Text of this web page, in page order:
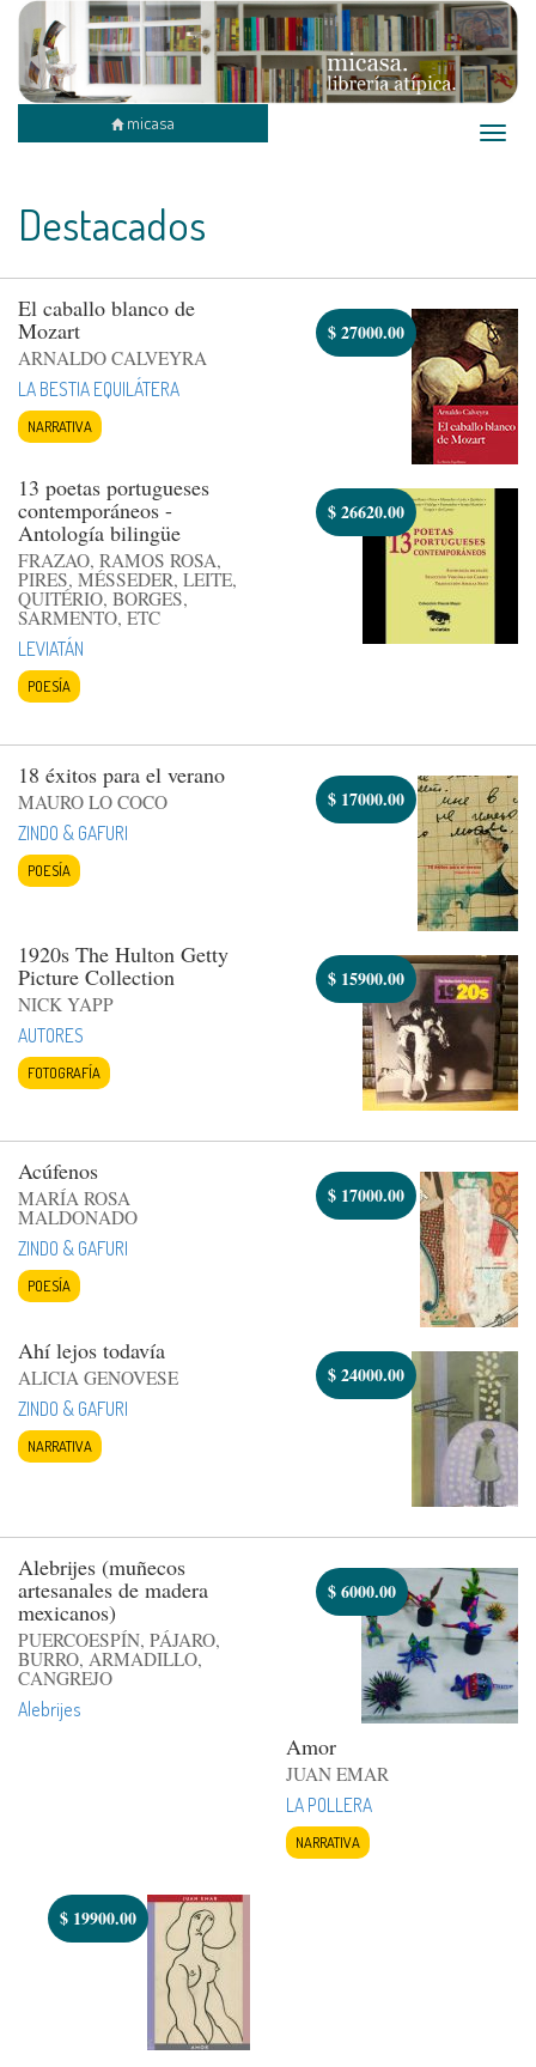
Toggle
micasa
Destacados
El caballo blanco de
Mozart
ARNALDO CALVEYRA
LA BESTIA EQUILÁTERA
NARRATIVA
$27000.00
13 poetas portugueses
contemporáneos -
Antología bilingüe
FRAZAO, RAMOS ROSA,
PIRES, MÉSSEDER, LEITE,
QUITÉRIO, BORGES,
SARMENTO, ETC
LEVIATÁN
POESÍA
$26620.00
18 éxitos para el verano
MAURO LO COCO
ZINDO & GAFURI
POESÍA
$ 17000.00
1920s The Hulton Getty
Picture Collection
NICK YAPP
AUTORES
FOTOGRAFÍA
$ 15900.00
Acúfenos
MARÍA ROSA
MALDONADO
ZINDO & GAFURI
POESÍA
$ 17000.00
Ahí lejos todavía
ALICIA GENOVESE
ZINDO & GAFURI
NARRATIVA
$24000.00
Alebrijes (muñecos
artesanales de madera
mexicanos)
PUERCOESPÍN, PÁJARO,
BURRO, ARMADILLO,
CANGREJO
Alebrijes
$6000.00
Amor
JUAN EMAR
LA POLLERA
NARRATIVA
$ 19900.00